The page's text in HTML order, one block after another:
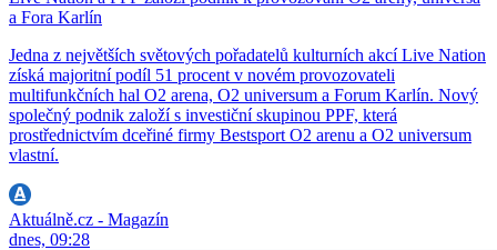
a Fora Karlín
Jedna z největších světových pořadatelů kulturních akcí Live Nation
získá majoritní podíl 51 procent v novém provozovateli
multifunkčních hal O2 arena, O2 universum a Forum Karlín. Nový
společný podnik založí s investiční skupinou PPF, která
prostřednictvím dceřiné firmy Bestsport O2 arenu a O2 universum
vlastní.
Aktuálně.cz - Magazín
dnes, 09:28